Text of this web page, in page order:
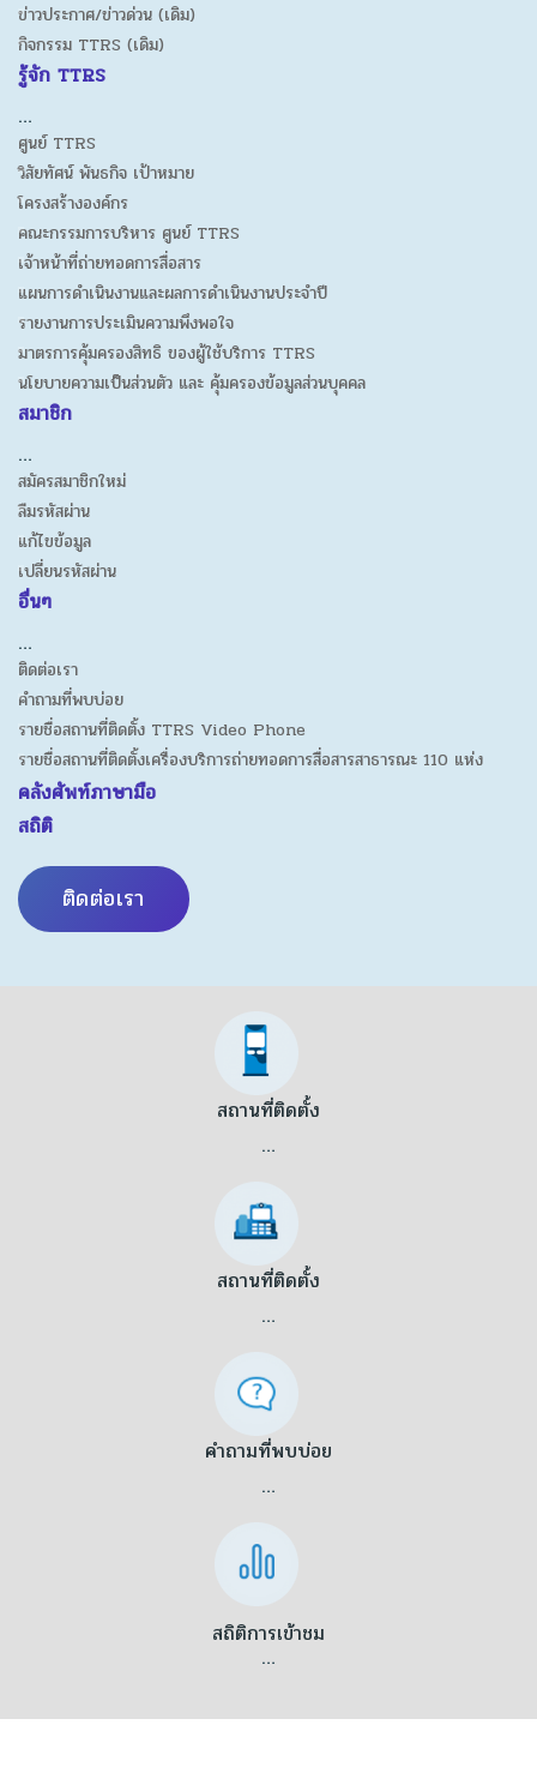
ข่าวประกาศ/ข่าวด่วน (เดิม)
กิจกรรม TTRS (เดิม)
รู้จัก TTRS
…
ศูนย์ TTRS
วิสัยทัศน์ พันธกิจ เป้าหมาย
โครงสร้างองค์กร
คณะกรรมการบริหาร ศูนย์ TTRS
เจ้าหน้าที่ถ่ายทอดการสื่อสาร
แผนการดำเนินงานและผลการดำเนินงานประจำปี
รายงานการประเมินความพึงพอใจ
มาตรการคุ้มครองสิทธิ ของผู้ใช้บริการ TTRS
นโยบายความเป็นส่วนตัว และ คุ้มครองข้อมูลส่วนบุคคล
สมาชิก
…
สมัครสมาชิกใหม่
ลืมรหัสผ่าน
แก้ไขข้อมูล
เปลี่ยนรหัสผ่าน
อื่นๆ
…
ติดต่อเรา
คำถามที่พบบ่อย
รายชื่อสถานที่ติดตั้ง TTRS Video Phone
รายชื่อสถานที่ติดตั้งเครื่องบริการถ่ายทอดการสื่อสารสาธารณะ 110 แห่ง
คลังศัพท์ภาษามือ
สถิติ
ติดต่อเรา
สถานที่ติดตั้ง
…
สถานที่ติดตั้ง
…
คำถามที่พบบ่อย
…
สถิติการเข้าชม
…